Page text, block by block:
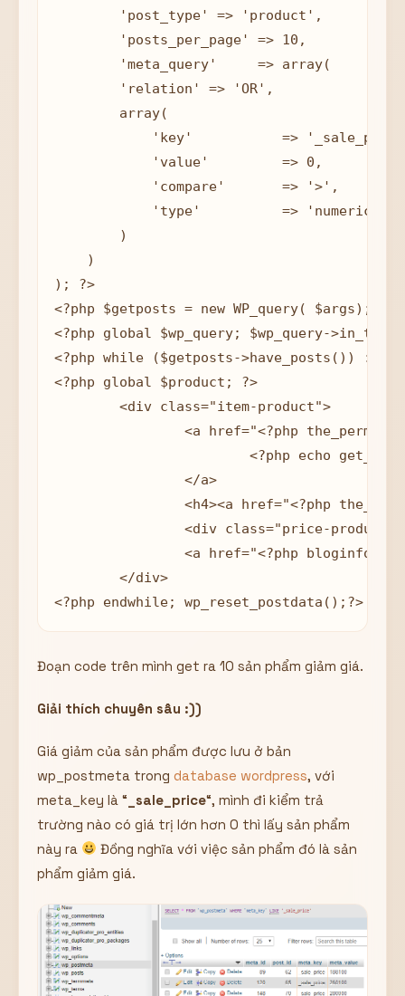
        'relation' => 'OR',
        array(
'key'           =>
            'value'         => 0,
            'compare'       => '>',
            'type'          => 'numeric'
        )
    )
); ?>
<?php $getposts = new WP_query( $args);?>
<?php global $wp_query; $wp_query-
<?php while ($getposts->have_posts()) :
<?php global $product; ?>
<?php endwhile; wp_reset_postdata();?>
Đoạn code trên mình get ra 10 sản phẩm giảm giá.
Giải thích chuyên sâu :))
Giá giảm của sản phẩm được lưu ở bản
wp_postmeta trong database wordpress, với
meta_key là “ _sale_price“, mình đi kiểm trả
trường nào có giá trị lớn hơn 0 thì lấy sản phẩm
này ra
Đồng nghĩa với việc sản phẩm đó là sản
phẩm giảm giá.